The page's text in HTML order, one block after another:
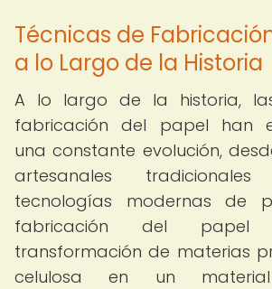
Técnicas de
a lo Largo de la Historia
A lo largo de la historia,
fabricación del papel han
una constante evolución,
artesanales
tecnologías modernas de
fabricación del
transformación de materias
celulosa en un